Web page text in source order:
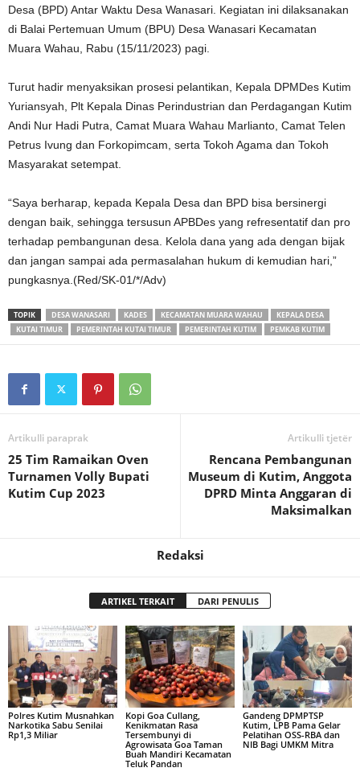
Desa (BPD) Antar Waktu Desa Wanasari. Kegiatan ini dilaksanakan
di Balai Pertemuan Umum (BPU) Desa Wanasari Kecamatan
Muara Wahau, Rabu (15/11/2023) pagi.
Turut hadir menyaksikan prosesi pelantikan, Kepala DPMDes Kutim
Yuriansyah, Plt Kepala Dinas Perindustrian dan Perdagangan Kutim
Andi Nur Hadi Putra, Camat Muara Wahau Marlianto, Camat Telen
Petrus Ivung dan Forkopimcam, serta Tokoh Agama dan Tokoh
Masyarakat setempat.
“Saya berharap, kepada Kepala Desa dan BPD bisa bersinergi
dengan baik, sehingga tersusun APBDes yang refresentatif dan pro
terhadap pembangunan desa. Kelola dana yang ada dengan bijak
dan jangan sampai ada permasalahan hukum di kemudian hari,”
pungkasnya.(Red/SK-01/*/Adv)
TOPIK DESA WANASARI KADES KECAMATAN MUARA WAHAU
KEPALA DESA
KUTAI TIMUR
PEMERINTAH KUTAI TIMUR PEMERINTAH KUTIM PEMKAB KUTIM
Artikulli paraprak
25 Tim Ramaikan Oven
Turnamen Volly Bupati
Kutim Cup 2023
Artikulli tjetër
Rencana Pembangunan
Museum di Kutim, Anggota
DPRD Minta Anggaran di
Maksimalkan
Redaksi
ARTIKEL TERKAIT DARI PENULIS
Polres Kutim Musnahkan
Narkotika Sabu Senilai
Rp1,3 Miliar
Kopi Goa Cullang,
Kenikmatan Rasa
Tersembunyi di
Agrowisata Goa Taman
Buah Mandiri Kecamatan
Teluk Pandan
Gandeng DPMPTSP
Kutim, LPB Pama Gelar
Pelatihan OSS-RBA dan
NIB Bagi UMKM Mitra